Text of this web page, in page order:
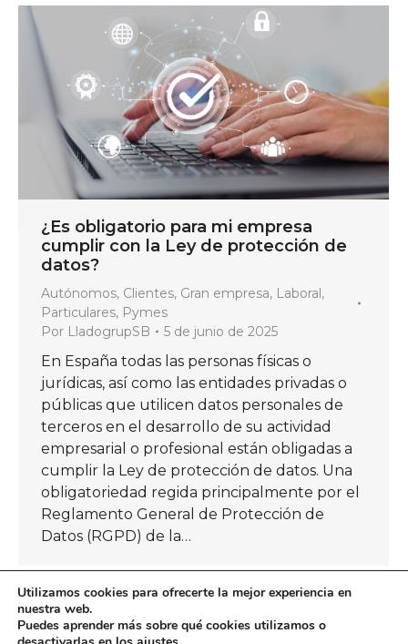
¿Es obligatorio para mi empresa
cumplir con la Ley de protección de
datos?
Autónomos, Clientes, Gran empresa, Laboral,
Particulares, Pymes
Por LladogrupSB 5 de junio de 2025
En España todas las personas físicas o
jurídicas, así como las entidades privadas o
públicas que utilicen datos personales de
terceros en el desarrollo de su actividad
empresarial o profesional están obligadas a
cumplir la Ley de protección de datos. Una
obligatoriedad regida principalmente por el
Reglamento General de Protección de
Datos (RGPD) de la…
← 1 … 10 11 12 13 14
Utilizamos cookies para ofrecerte la mejor experiencia en
nuestra web.
Puedes aprender más sobre qué cookies utilizamos o